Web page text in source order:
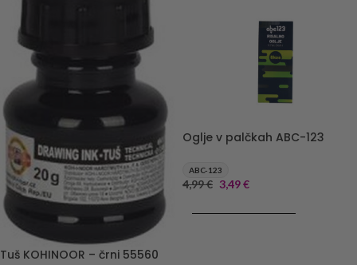
Tuš KOHINOOR – črni 55560
Oglje v palčkah ABC-123
ABC-123
4,99€ 3,49€